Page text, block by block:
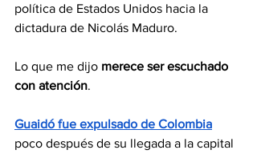
política de Estados Unidos hacia la
dictadura de Nicolás Maduro.
Lo que me dijo merece ser escuchado
con atención.
Guaidó fue expulsado de Colombia
poco después de su llegada a la capital